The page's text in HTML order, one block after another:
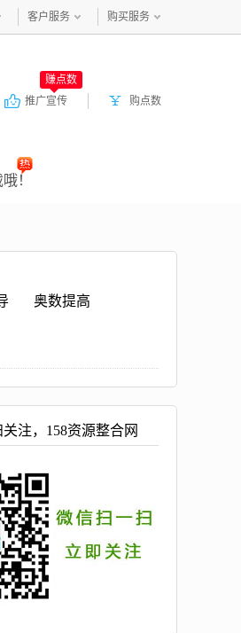
客户服务 购买服务
购点数
推广宣传
赚点数
！
奥数提高
注，158资源整合网